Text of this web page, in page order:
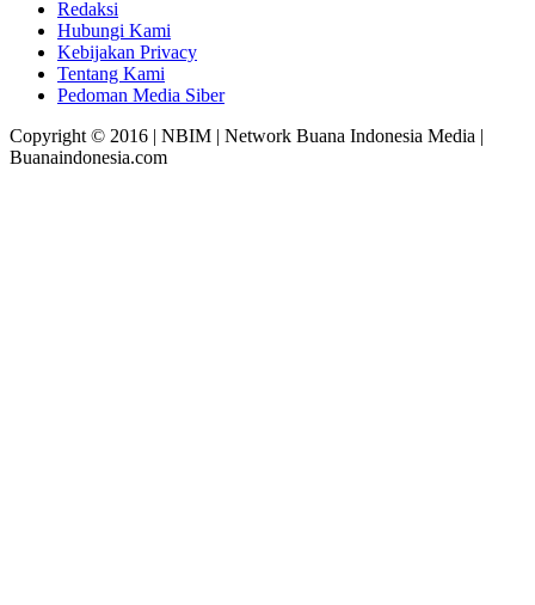
Redaksi
Hubungi Kami
Kebijakan Privacy
Tentang Kami
Pedoman Media Siber
Copyright © 2016 | NBIM | Network Buana Indonesia Media |
Buanaindonesia.com